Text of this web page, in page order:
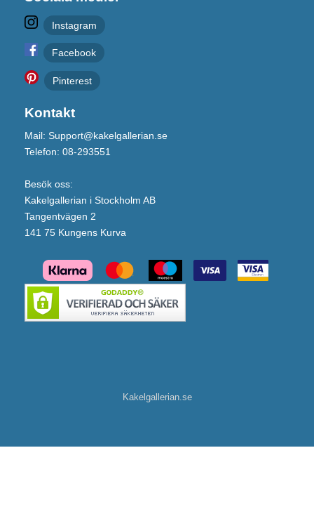
Instagram
Facebook
Pinterest
Kontakt
Mail: Support@kakelgallerian.se
Telefon: 08-293551
Besök oss:
Kakelgallerian i Stockholm AB
Tangentvägen 2
141 75 Kungens Kurva
Kakelgallerian.se